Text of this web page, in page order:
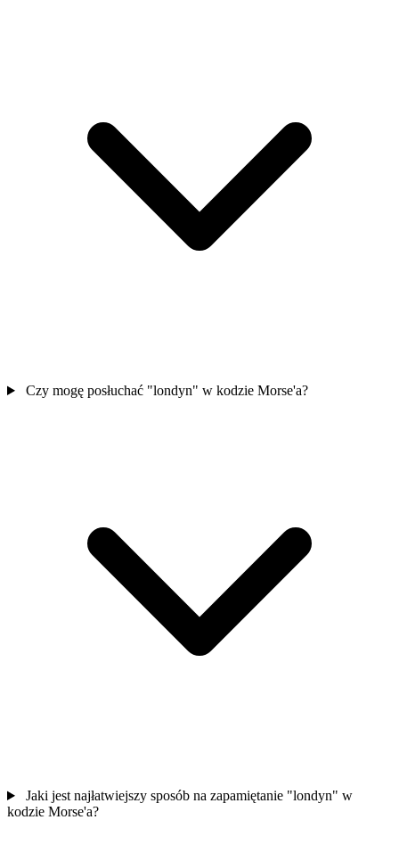
Czy mogę posłuchać "londyn" w kodzie Morse'a?
Jaki jest najłatwiejszy sposób na zapamiętanie "londyn" w
kodzie Morse'a?